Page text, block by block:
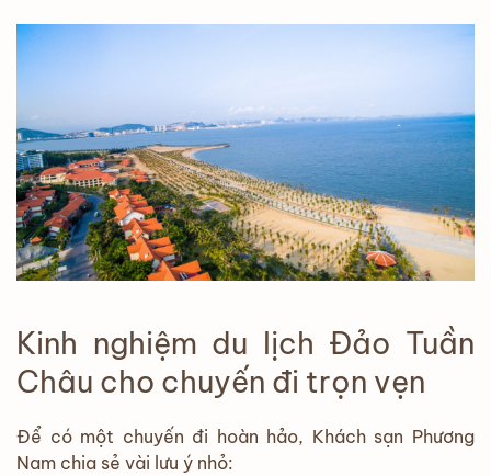
Kinh nghiệm du lịch Đảo Tuần
Châu cho chuyến đi trọn vẹn
Để có một chuyến đi hoàn hảo, Khách sạn Phương
Nam chia sẻ vài lưu ý nhỏ: